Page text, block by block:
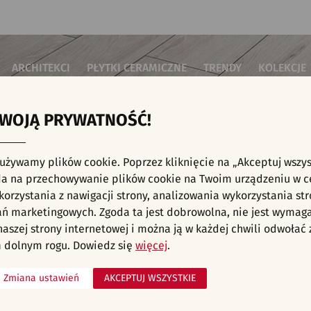
ARCHITEKCI PŁYTKI CERAMICZNE TRENDY KOLEKCJE
do sypialni
kuchenne
łazienkowe
na schody
na taras
komercyjne
Płytki ścienne
Płytki cegiełki
Płytki drewnopodobne
Płytki heksagonalne
Płytki jodełka
Płytki kamienne
Płytki kolorowe
Płytki
Płytki we
KAFELKI - NOWOŚCI, INWESTYCJE,
aranżacji spełniających wybrane filtry. Przejdź do pełnejoferty
PRYWATNOŚĆ!
plików cookie. Poprzez kliknięcie na „Akceptuj
na przechowywanie plików cookie na Twoim urządzeniu w
z nawigacji strony, analizowania wykorzystania
marketingowych. Zgoda ta jest dobrowolna, nie jest
strony internetowej i można ją w każdej chwili odwołać
dolnym rogu. Dowiedz się więcej.
Zmiana ustawień AKCEPTUJ WSZYSTKIE